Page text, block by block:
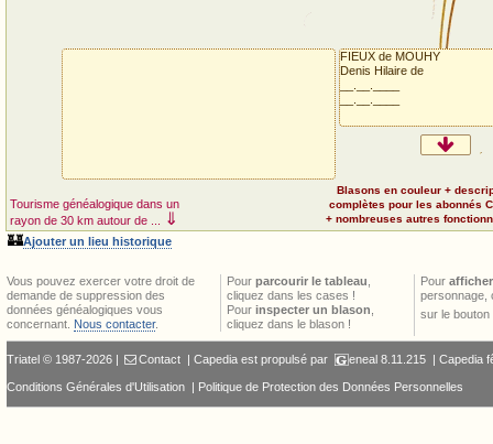
Tourisme généalogique dans un
rayon de 30 km autour de ...
⇓
FIEUX de MOUHY
Denis Hilaire de
__.__.____
__.__.____
🏰Ajouter un lieu historique
Blasons en couleur +
complètes pour les abonnés
+ nombreuses autres
Vous pouvez exercer votre droit de
demande de suppression des
données généalogiques vous
concernant. Nous contacter.
Pour parcourir le tableau
cliquez dans les cases !
Pour inspecter un blason
cliquez dans le blason !
Pour
personnage,
sur le bouton
Triatel © 1987-2026 | Contact | Capedia est propulsé par eneal8.11.215 | Capedia
Conditions Générales d'Utilisation | Politique de Protection des Données Personnelles